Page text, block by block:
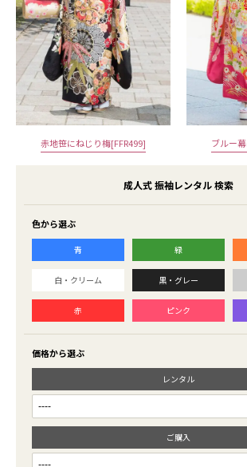
赤地笹にねじり梅[FFR499] ブルー
成人式 振袖レンタル 検索
色から選ぶ
青 緑
白・クリーム 黒・グレー
赤 ピンク
価格から選ぶ
レンタル
ご購入